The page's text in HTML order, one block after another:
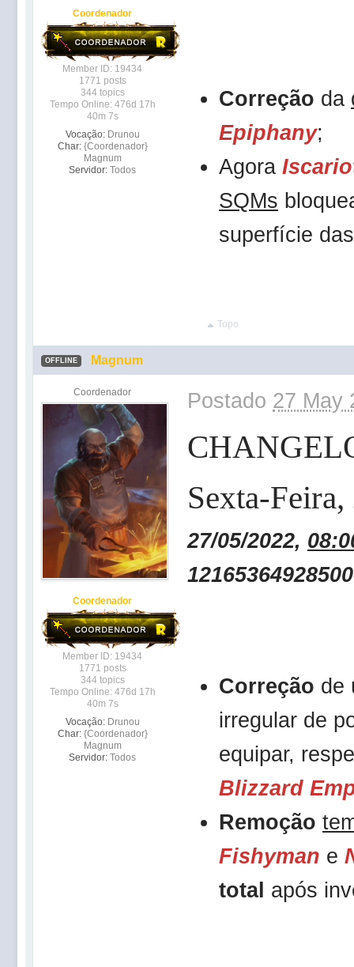
Coordenador
Member ID: 19434
1771 posts
344 topics
Tempo Online: 476d 17h
40m 7s
Vocação: Drunou
Char: {Coordenador}
Magnum
Servidor: Todos
Correção da
Epiphany;
Agora
SQMs
superfície
Topo
OFFLINE Magnum
Coordenador
Coordenador
Member ID: 19434
1771 posts
344 topics
Tempo Online: 476d 17h
40m 7s
Vocação: Drunou
Char: {Coordenador}
Magnum
Servidor: Todos
Postado 27 May
Sexta-
27/05/2022,
12165364928500
Correção de
irregular de
equipar,
Blizzard
Remoção
Fishyman e
total após